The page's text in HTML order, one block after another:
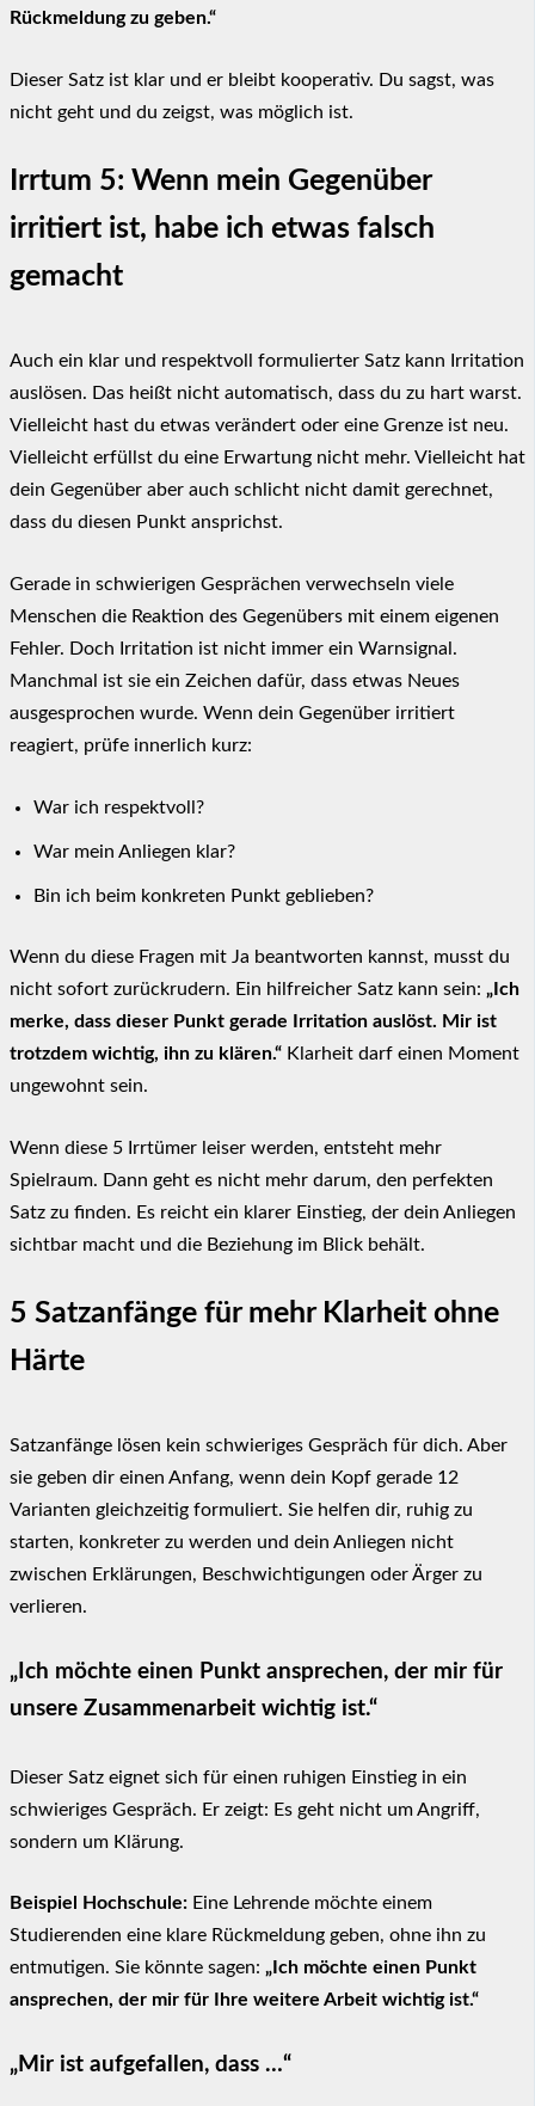
Rückmeldung zu geben.“
Dieser Satz ist klar und er bleibt kooperativ. Du sagst, was
nicht geht und du zeigst, was möglich ist.
Irrtum 5: Wenn mein Gegenüber
irritiert ist, habe ich etwas falsch
gemacht
Auch ein klar und respektvoll formulierter Satz kann Irritation
auslösen. Das heißt nicht automatisch, dass du zu hart warst.
Vielleicht hast du etwas verändert oder eine Grenze ist neu.
Vielleicht erfüllst du eine Erwartung nicht mehr. Vielleicht hat
dein Gegenüber aber auch schlicht nicht damit gerechnet,
dass du diesen Punkt ansprichst.
Gerade in schwierigen Gesprächen verwechseln viele
Menschen die Reaktion des Gegenübers mit einem eigenen
Fehler. Doch Irritation ist nicht immer ein Warnsignal.
Manchmal ist sie ein Zeichen dafür, dass etwas Neues
ausgesprochen wurde. Wenn dein Gegenüber irritiert
reagiert, prüfe innerlich kurz:
War ich respektvoll?
War mein Anliegen klar?
Bin ich beim konkreten Punkt geblieben?
Wenn du diese Fragen mit Ja beantworten kannst, musst du
nicht sofort zurückrudern. Ein hilfreicher Satz kann sein: „Ich
merke, dass dieser Punkt gerade Irritation auslöst. Mir ist
trotzdem wichtig, ihn zu klären.“ Klarheit darf einen Moment
ungewohnt sein.
Wenn diese 5 Irrtümer leiser werden, entsteht mehr
Spielraum. Dann geht es nicht mehr darum, den perfekten
Satz zu finden. Es reicht ein klarer Einstieg, der dein Anliegen
sichtbar macht und die Beziehung im Blick behält.
5 Satzanfänge für mehr Klarheit ohne
Härte
Satzanfänge lösen kein schwieriges Gespräch für dich. Aber
sie geben dir einen Anfang, wenn dein Kopf gerade 12
Varianten gleichzeitig formuliert. Sie helfen dir, ruhig zu
starten, konkreter zu werden und dein Anliegen nicht
zwischen Erklärungen, Beschwichtigungen oder Ärger zu
verlieren.
„Ich möchte einen Punkt ansprechen, der mir für
unsere Zusammenarbeit wichtig ist.“
Dieser Satz eignet sich für einen ruhigen Einstieg in ein
schwieriges Gespräch. Er zeigt: Es geht nicht um Angriff,
sondern um Klärung.
Beispiel Hochschule: Eine Lehrende möchte einem
Studierenden eine klare Rückmeldung geben, ohne ihn zu
entmutigen. Sie könnte sagen: „Ich möchte einen Punkt
ansprechen, der mir für Ihre weitere Arbeit wichtig ist.“
„Mir ist aufgefallen, dass …“